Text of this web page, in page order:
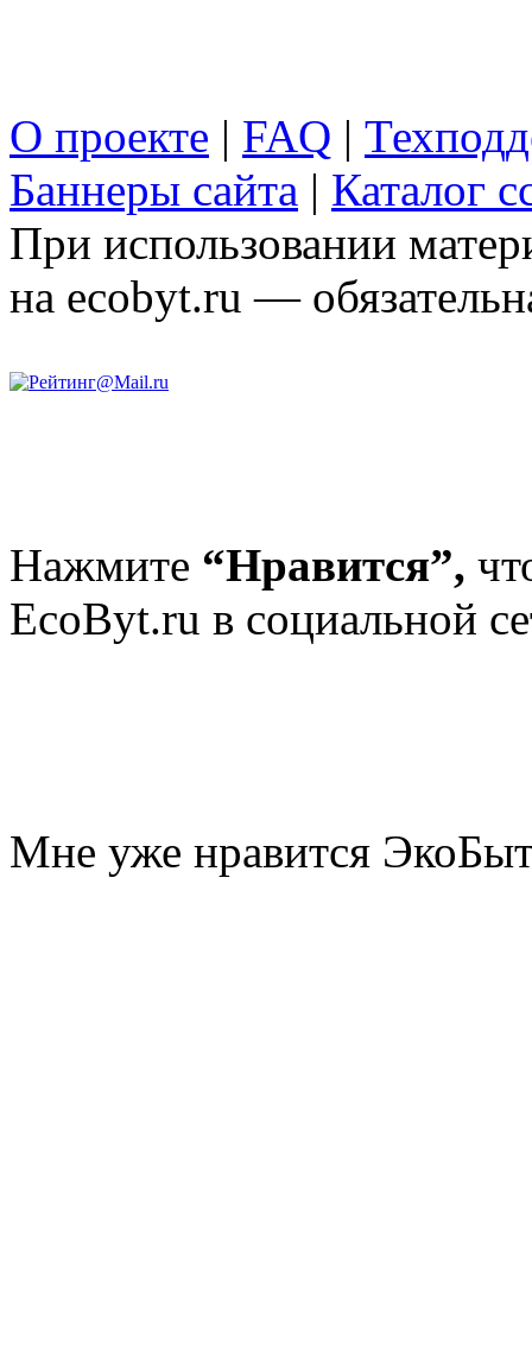
О проекте | FAQ |
Баннеры сайта | Каталог
При использовании
на ecobyt.ru —
Нажмите “Нравится”,
EcoByt.ru в социальной
Мне уже нравится